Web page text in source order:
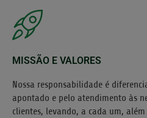
MISSÃO E VALORES
Nossa responsabilidade é
apontado e pelo atendimento às
clientes, levando, a cada um,